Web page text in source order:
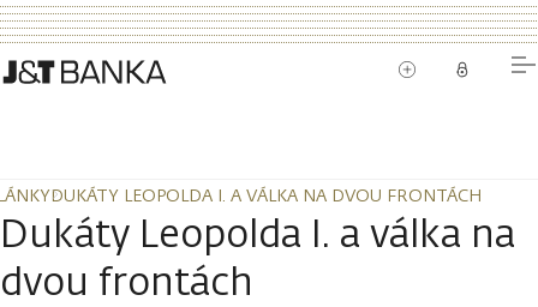
DUKÁTY LEOPOLDA I. A VÁLKA NA DVOU FRONTÁCH
Dukáty Leopolda I. a válka na
dvou frontách